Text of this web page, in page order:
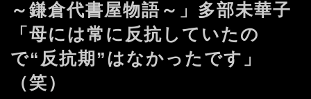
～鎌倉代書屋物語～」多部未華子
「母には常に反抗していたの
で“反抗期”はなかったです」
（笑）